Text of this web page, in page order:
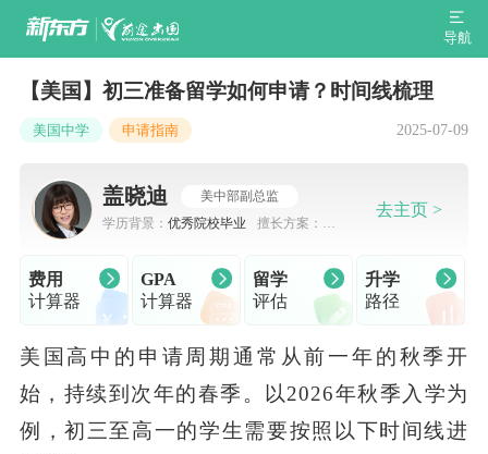
导航
【美国】初三准备留学如何申请？时间线梳理
美国中学 申请指南 2025-07-09
盖晓迪
美中部副总监
学历背景： 优秀院校毕业 擅长方案：
去主页 >
费用
计算器
GPA
计算器
留学
评估
升学
路径
美国高中的申请周期通常从前一年的秋季开
始，持续到次年的春季。以2026年秋季入学为
例，初三至高一的学生需要按照以下时间线进